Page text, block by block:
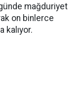
mağduriyet
on binlerce
kalıyor.